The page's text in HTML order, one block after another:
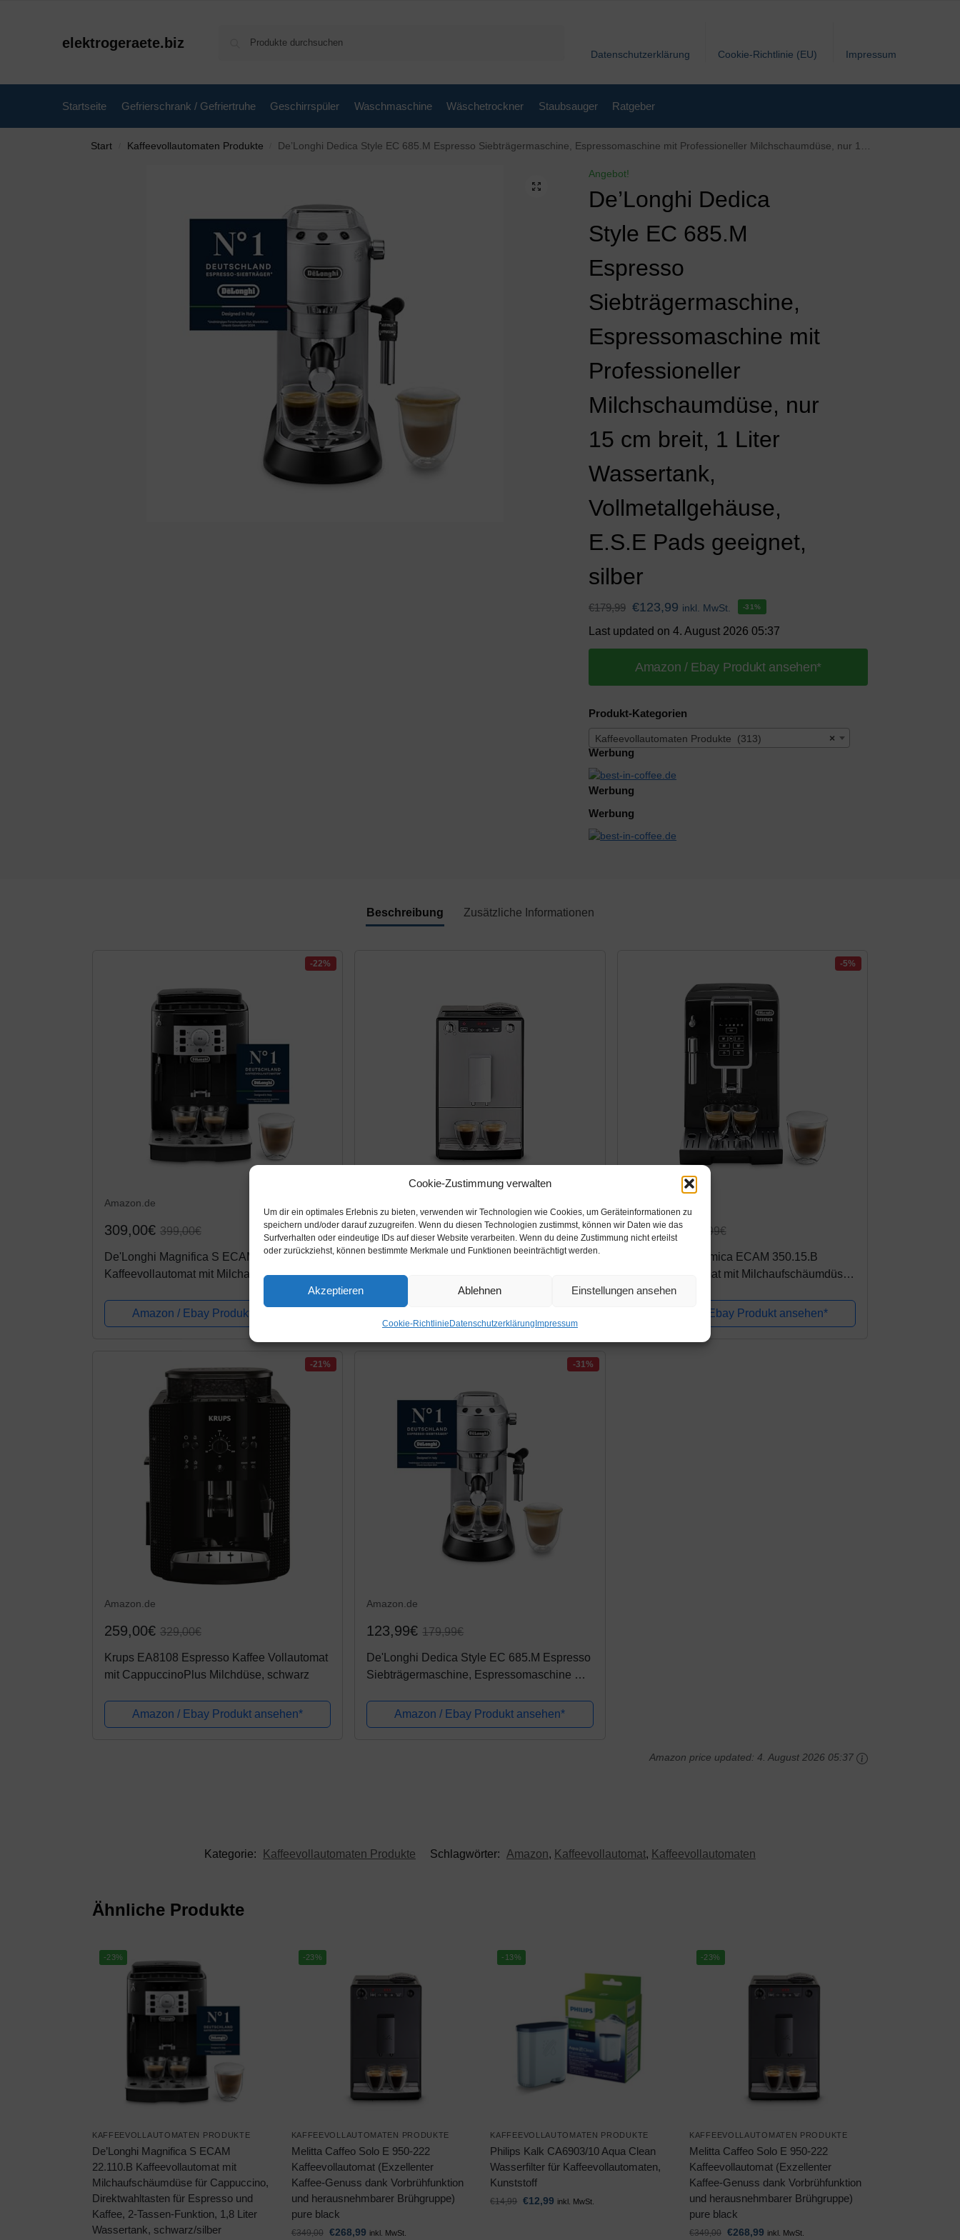
Cookie-Zustimmung verwalten
Um dir ein optimales Erlebnis zu bieten, verwenden wir Technologien wie Cookies, um Geräteinformationen zu
speichern und/oder darauf zuzugreifen. Wenn du diesen Technologien zustimmst, können wir Daten wie das
Surfverhalten oder eindeutige IDs auf dieser Website verarbeiten. Wenn du deine Zustimmung nicht erteilst
oder zurückziehst, können bestimmte Merkmale und Funktionen beeinträchtigt werden.
Akzeptieren Ablehnen Einstellungen ansehen
Cookie-RichtlinieDatenschutzerklärungImpressum
elektrogeraete.biz
Datenschutzerklärung Cookie-Richtlinie (EU) Impressum
Startseite Gefrierschrank / Gefriertruhe Geschirrspüler Waschmaschine Wäschetrockner Staubsauger Ratgeber
Start Kaffeevollautomaten Produkte De’Longhi Dedica Style EC 685.M Espresso Siebträgermaschine, Espressomaschine mit Professioneller Milchschaumdüse, nur 15 cm breit, 1 Liter Wassertank, Vollmetallgehäuse, E.S.E Pads geeignet, silber
Angebot!
De’Longhi Dedica
Style EC 685.M
Espresso
Siebträgermaschine,
Espressomaschine mit
Professioneller
Milchschaumdüse, nur
15 cm breit, 1 Liter
Wassertank,
Vollmetallgehäuse,
E.S.E Pads geeignet,
silber
€179,99 €123,99 inkl. MwSt. -31%
Last updated on 4. August 2026 05:37
Amazon / Ebay Produkt ansehen*
Produkt-Kategorien
×
Kaffeevollautomaten Produkte (313)
Werbung
Werbung
Werbung
Beschreibung Zusätzliche Informationen
-22%
Amazon.de
309,00€ 399,00€
De'Longhi Magnifica S ECAM 22.110.B
Kaffeevollautomat mit Milchaufschäumdüse
Espresso und Kaffee, 2-Tassen-Funktion,
1,8...
Amazon / Ebay Produkt ansehen*
279,00€
Melitta Caffeo Solo E950-103 Schlanker
Kaffeevollautomat mit Vorbrühfunktion | 15
Bar | LED-Display | höhenverstellbarer
Kaffeeauslauf | Herausnehmbare...
-5%
327,69€ 344,99€
De'Longhi Dinamica ECAM 350.15.B
Kaffeevollautomat mit Milchaufschäumdüse
für Cappuccino, mit Espresso und Kaffee
Direktwahltasten und Digitaldisplay mit...
Amazon / Ebay Produkt ansehen*
-21%
Amazon.de
259,00€ 329,00€
Krups EA8108 Espresso Kaffee Vollautomat
mit CappuccinoPlus Milchdüse, schwarz
Amazon / Ebay Produkt ansehen*
-31%
Amazon.de
123,99€179,99€
De'Longhi Dedica Style EC 685.M Espresso
Siebträgermaschine, Espressomaschine mit
cm breit, 1 Liter Wassertank,...
Amazon / Ebay Produkt ansehen*
Amazon price updated:4. August 2026 05:37
Kategorie: Kaffeevollautomaten Produkte Schlagwörter: Amazon, Kaffeevollautomat, Kaffeevollautomaten
Ähnliche Produkte
-23%
KAFFEEVOLLAUTOMATEN PRODUKTE
De’Longhi Magnifica S ECAM
22.110.B Kaffeevollautomat mit
Milchaufschäumdüse für Cappuccino,
Direktwahltasten für Espresso und
Kaffee, 2-Tassen-Funktion, 1,8 Liter
Wassertank, schwarz/silber
-23%
KAFFEEVOLLAUTOMATEN PRODUKTE
Melitta Caffeo Solo E 950-222
Kaffeevollautomat (Exzellenter
Kaffee-Genuss dank Vorbrühfunktion
und herausnehmbarer Brühgruppe)
pure black
€349,00 €268,99 inkl. MwSt.
-13%
KAFFEEVOLLAUTOMATEN PRODUKTE
Philips Kalk CA6903/10 Aqua Clean
Wasserfilter für Kaffeevollautomaten,
Kunststoff
€14,99 €12,99 inkl. MwSt.
-23%
KAFFEEVOLLAUTOMATEN PRODUKTE
Melitta Caffeo Solo E 950-222
Kaffeevollautomat (Exzellenter
Kaffee-Genuss dank Vorbrühfunktion
und herausnehmbarer Brühgruppe)
pure black
€349,00 €268,99 inkl. MwSt.